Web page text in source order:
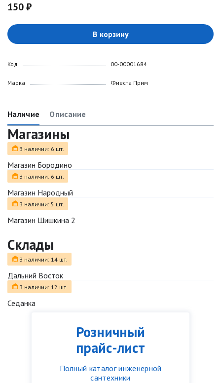
Розничный
прайс-лист
Полный каталог инженерной
сантехники
150 ₽
В корзину
Код
Марка
00-00001684
Фиеста Прим
Наличие Описание
Магазины
В наличии: 6 шт.
Магазин Бородино
В наличии: 6 шт.
Магазин Народный
В наличии: 5 шт.
Магазин Шишкина 2
Склады
В наличии: 14 шт.
Дальний Восток
В наличии: 12 шт.
Седанка